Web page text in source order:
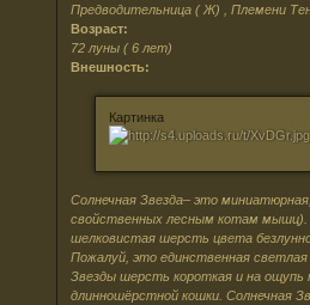
Предводительница ( Ж) , Племени
Возраст:
72 луны ( 6 лет)
Внешность:
Картинка
Солнечная Звезда– это
свойственных лесным котам мышц).
шелковистая шерсть цвета
Пожалуй, это единственная
Звезды шерсть короткая и на ощупь
длинношёрстной кошки. Солнечная